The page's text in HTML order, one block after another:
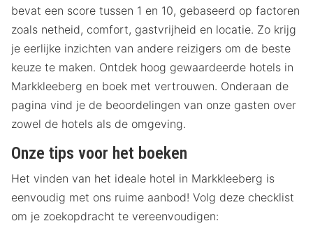
bevat een score tussen 1 en 10, gebaseerd op factoren
zoals netheid, comfort, gastvrijheid en locatie. Zo krijg
je eerlijke inzichten van andere reizigers om de beste
keuze te maken. Ontdek hoog gewaardeerde hotels in
Markkleeberg en boek met vertrouwen. Onderaan de
pagina vind je de beoordelingen van onze gasten over
zowel de hotels als de omgeving.
Onze tips voor het boeken
Het vinden van het ideale hotel in Markkleeberg is
eenvoudig met ons ruime aanbod! Volg deze checklist
om je zoekopdracht te vereenvoudigen: